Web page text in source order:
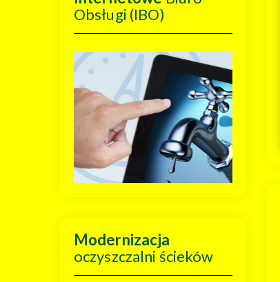
Obsługi (IBO)
Modernizacja
oczyszczalni ścieków